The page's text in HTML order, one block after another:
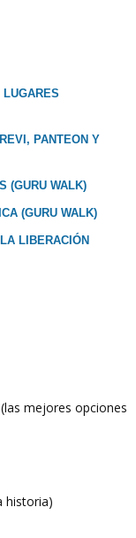
PANTEON Y
(GURU WALK)
(GURU WALK)
LIBERACIÓN
mejores opciones
historia)